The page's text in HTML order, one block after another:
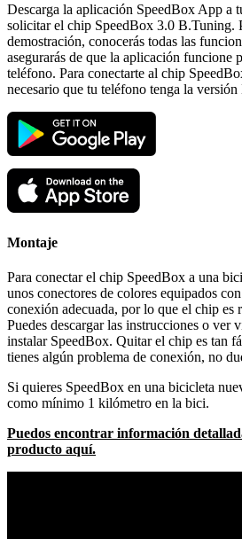
Descarga la aplicación SpeedBox App a
solicitar el chip SpeedBox 3.0 B.Tuning.
demostración, conocerás todas las
asegurarás de que la aplicación funcione
teléfono. Para conectarte al chip
necesario que tu teléfono tenga la
Montaje
Para conectar el chip SpeedBox a una
unos conectores de colores equipados
conexión adecuada, por lo que el chip es
Puedes descargar las instrucciones o ver
instalar SpeedBox. Quitar el chip es tan
tienes algún problema de conexión, no
Si quieres SpeedBox en una bicicleta
como mínimo 1 kilómetro en la bici.
Puedos encontrar información
producto aquí.